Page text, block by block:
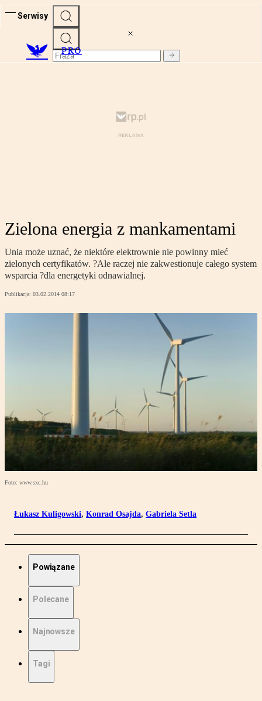
Serwisy
PRO
Zielona energia z mankamentami
Unia może uznać, że niektóre elektrownie nie powinny mieć
zielonych certyfikatów. ?Ale raczej nie zakwestionuje całego system
wsparcia ?dla energetyki odnawialnej.
Publikacja: 03.02.2014 08:17
Foto: www.sxc.hu
Łukasz Kuligowski, Konrad Osajda, Gabriela Setla
Powiązane
Polecane
Najnowsze
Tagi